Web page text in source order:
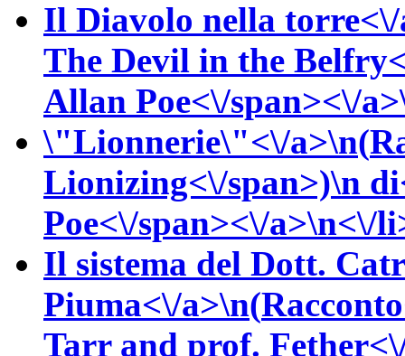
Il Diavolo nella
The Devil in the
Allan Poe<\/span><\/
\"Lionnerie\"<\/a>\n(
Lionizing<\/span>)\n
Poe<\/span><\/a>\n<\/
Il sistema del Dott.
Piuma<\/a>\n(
Tarr and prof.